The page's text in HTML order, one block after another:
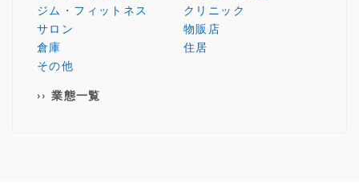
ジム・フィットネス
クリニック
サロン
物販店
倉庫
住居
その他
業態一覧